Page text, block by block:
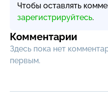
Чтобы оставлять
зарегистрируйтесь.
Комментарии
Здесь пока нет
первым.